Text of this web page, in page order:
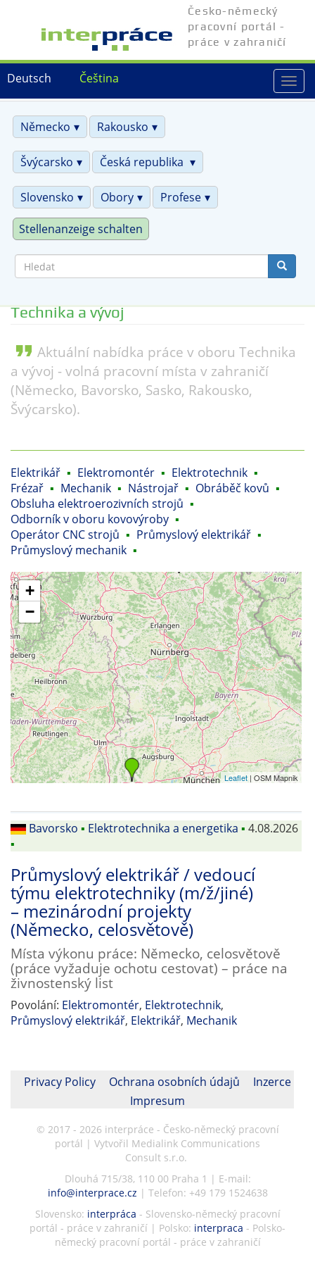
hlavnímu
Čeština
Deutsch
Česko-německý
pracovní portál -
práce v zahraničí
Německo
Rakousko
Švýcarsko Česká republika
Slovensko Obory Profese
Stellenanzeige schalten
Technika a vývoj
format_quote Aktuální nabídka práce v oboru Technika
a vývoj - volná pracovní místa v zahraničí
(Německo, Bavorsko, Sasko, Rakousko,
Švýcarsko).
Elektrikář ▪ Elektromontér ▪ Elektrotechnik ▪
Frézař ▪ Mechanik ▪ Nástrojař ▪ Obráběč kovů ▪
Obsluha elektroerozivních strojů ▪
Odborník v oboru kovovýroby ▪
Operátor CNC strojů ▪ Průmyslový elektrikář ▪
Průmyslový mechanik ▪
+
−
Leaflet| OSM Mapnik
Bavorsko ▪ Elektrotechnika a energetika ▪ 4.08.2026
▪
Průmyslový elektrikář / vedoucí
týmu elektrotechniky (m/ž/jiné)
– mezinárodní projekty
(Německo, celosvětově)
Místa výkonu práce: Německo, celosvětově
(práce vyžaduje ochotu cestovat) – práce na
živnostenský list
Povolání: Elektromontér, Elektrotechnik,
Průmyslový elektrikář, Elektrikář, Mechanik
Privacy Policy Ochrana osobních údajů
Inzerce
Impresum
© 2017 - 2026 interpráce - Česko-německý pracovní
portál | Vytvořil Medialink Communications
Consult s.r.o.
Dlouhá 715/38, 110 00 Praha 1 | E-mail:
info@interprace.cz | Telefon: +49 179 1524638
Slovensko: interpráca - Slovensko-německý pracovní
portál - práce v zahraničí | Polsko: interpraca - Polsko-
německý pracovní portál - práce v zahraničí